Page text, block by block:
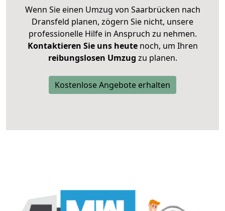
Wenn Sie einen Umzug von Saarbrücken nach
Dransfeld planen, zögern Sie nicht, unsere
professionelle Hilfe in Anspruch zu nehmen.
Kontaktieren Sie uns heutenoch, um Ihren
reibungslosen Umzug zu planen.
Kostenlose Angebote erhalten